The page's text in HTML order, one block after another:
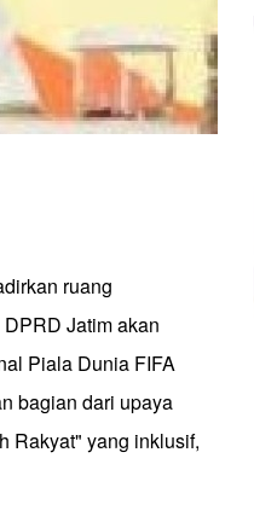
ruang
Jatim akan
Piala Dunia FIFA
bagian dari upaya
Rakyat" yang inklusif,